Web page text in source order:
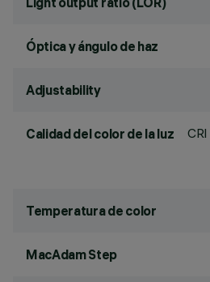
Óptica y ángulo de haz
Adjustability
Calidad del color de la luz CRI
Temperatura de color
MacAdam Step